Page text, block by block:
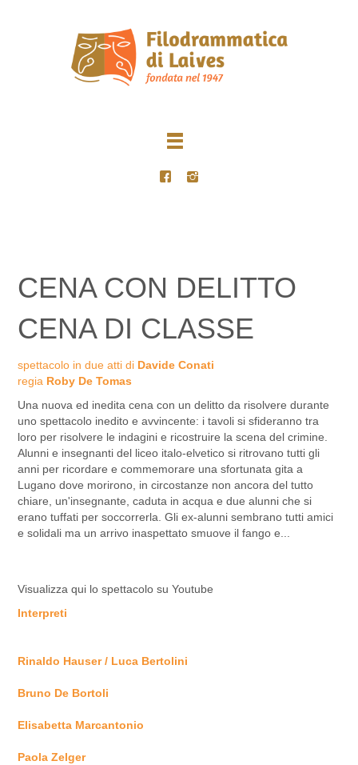
CENA CON DELITTO
CENA DI CLASSE
spettacolo in due atti di Davide Conati
regia Roby De Tomas
Una nuova ed inedita cena con un delitto da risolvere durante
uno spettacolo inedito e avvincente: i tavoli si sfideranno tra
loro per risolvere le indagini e ricostruire la scena del crimine.
Alunni e insegnanti del liceo italo-elvetico si ritrovano tutti gli
anni per ricordare e commemorare una sfortunata gita a
Lugano dove morirono, in circostanze non ancora del tutto
chiare, un'insegnante, caduta in acqua e due alunni che si
erano tuffati per soccorrerla. Gli ex-alunni sembrano tutti amici
e solidali ma un arrivo inaspettato smuove il fango e...
Visualizza qui lo spettacolo su Youtube
Interpreti
Rinaldo Hauser / Luca Bertolini
Bruno De Bortoli
Elisabetta Marcantonio
Paola Zelger